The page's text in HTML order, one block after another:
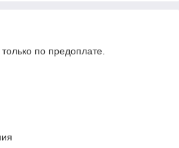
по предоплате.